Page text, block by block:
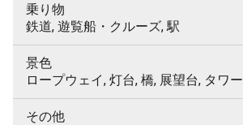
乗り物
鉄道, 遊覧船・クルーズ, 駅
景色
ロープウェイ, 灯台, 橋, 展望台, タワー
その他